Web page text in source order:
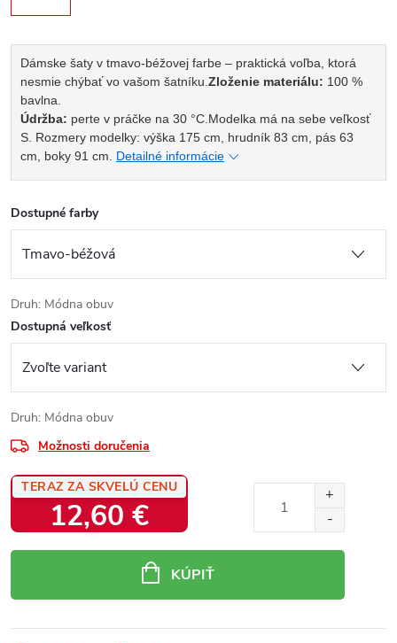
Dámske šaty v tmavo-béžovej farbe – praktická voľba, ktorá
nesmie chýbať vo vašom šatníku. Zloženie materiálu: 100 %
bavlna.
Údržba: perte v práčke na 30 °C. Modelka má na sebe veľkosť
S. Rozmery modelky: výška 175 cm, hrudník 83 cm, pás 63
cm, boky 91 cm.
Detailné informácie
Dostupné farby
Druh: Módna obuv
Dostupná veľkosť
Druh: Módna obuv
Možnosti doručenia
TERAZ ZA SKVELÚ CENU
12,60 €
KÚPIŤ